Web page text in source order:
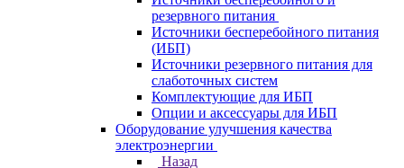
резервного питания
Источники бесперебойного питания
(ИБП)
Источники резервного питания для
слаботочных систем
Комплектующие для ИБП
Опции и аксессуары для ИБП
Оборудование улучшения качества
электроэнергии
Назад